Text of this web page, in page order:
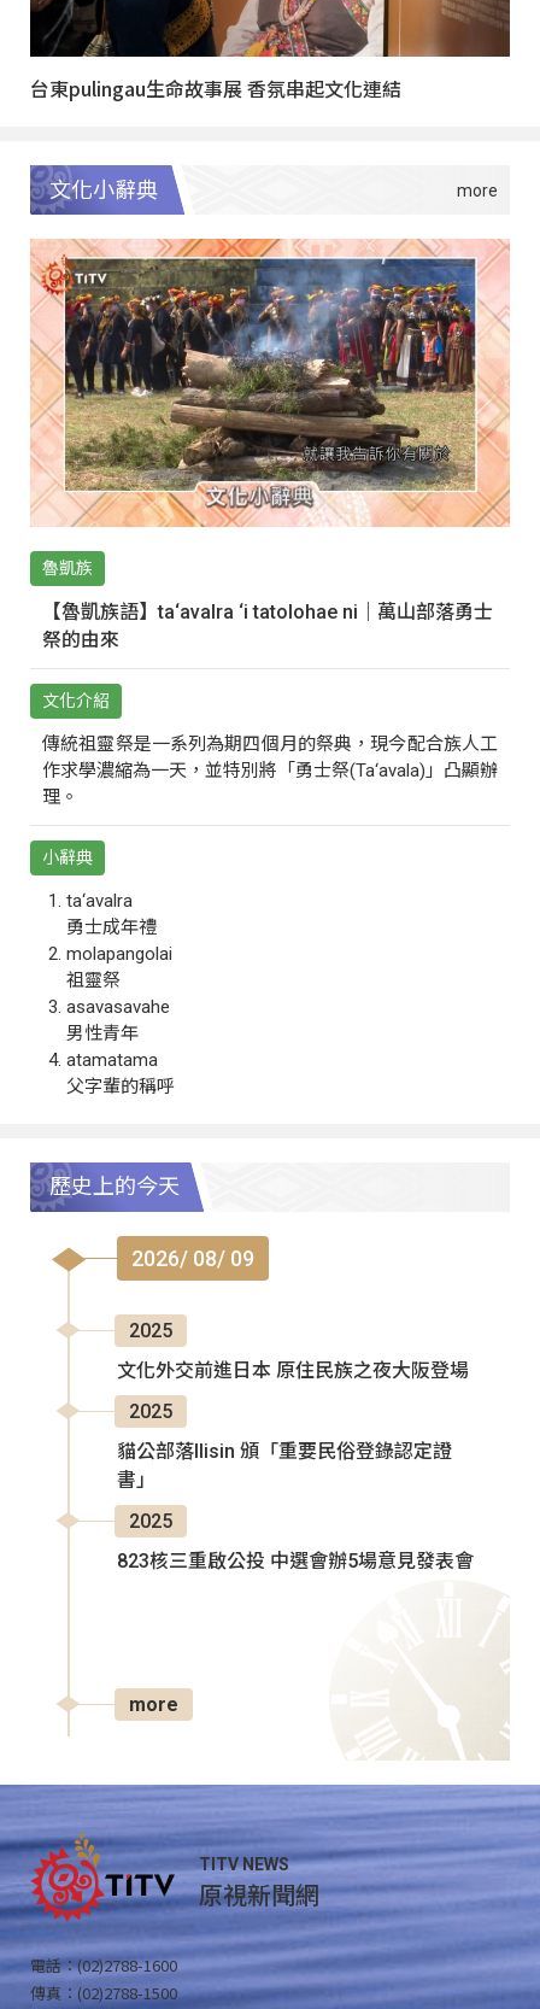
台東pulingau生命故事展 香氛串起文化連結
文化小辭典
魯凱族
【魯凱族語】ta‘avalra ‘i tatolohae ni｜萬山部落勇士
祭的由來
文化介紹
傳統祖靈祭是一系列為期四個月的祭典，現今配合族人工
作求學濃縮為一天，並特別將「勇士祭(Ta‘avala)」凸顯辦
理。
小辭典
ta‘avalra
勇士成年禮
molapangolai
祖靈祭
asavasavahe
男性青年
atamatama
父字輩的稱呼
歷史上的今天
2026/ 08/ 09
2025
文化外交前進日本 原住民族之夜大阪登場
2025
貓公部落Ilisin 頒「重要民俗登錄認定證
書」
2025
823核三重啟公投 中選會辦5場意見發表會
more
TITV NEWS
原視新聞網
電話：(02)2788-1600
傳真：(02)2788-1500